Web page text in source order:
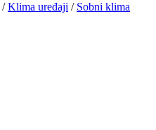
/Klima uređaji / Sobni klima